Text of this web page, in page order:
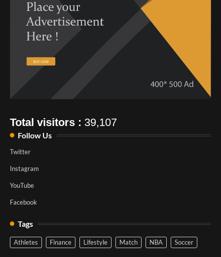
Total visitors : 39,107
Follow Us
Twitter
Instagram
YouTube
Facebook
Tags
Athletes Finance Lifestyle Match NBA Soccer